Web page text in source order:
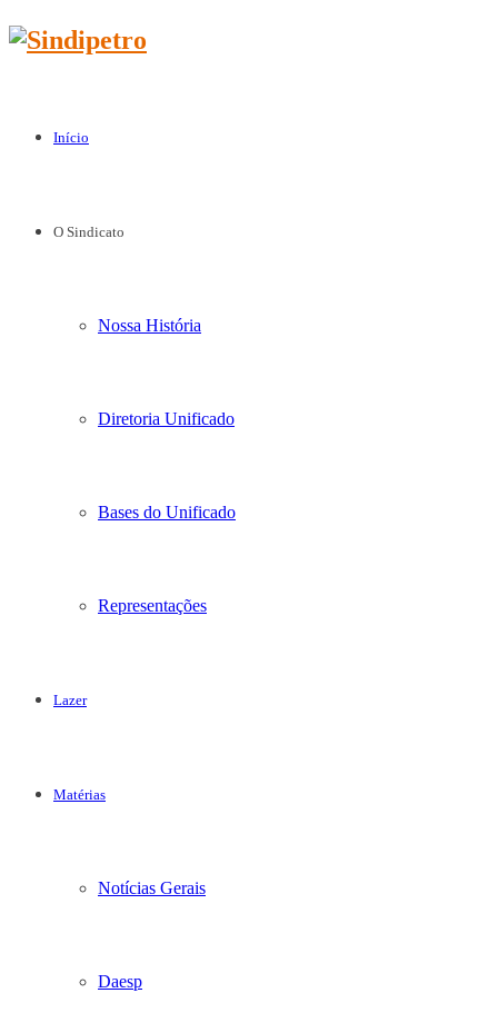
Início
O Sindicato
Nossa História
Diretoria Unificado
Bases do Unificado
Representações
Lazer
Matérias
Notícias Gerais
Daesp